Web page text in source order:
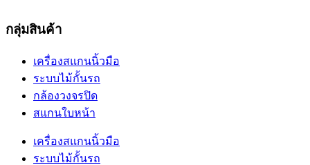
กลุ่มสินค้า
เครื่องสแกนนิ้วมือ
ระบบไม้กั้นรถ
กล้องวงจรปิด
สแกนใบหน้า
เครื่องสแกนนิ้วมือ
ระบบไม้กั้นรถ